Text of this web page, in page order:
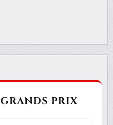
PRIX